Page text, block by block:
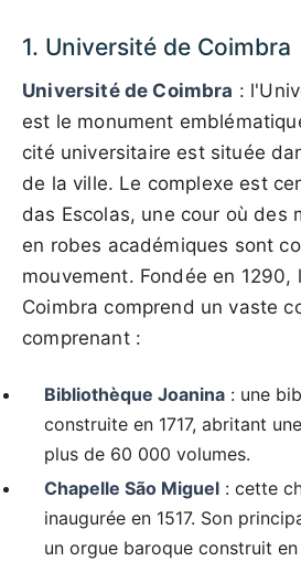
1. Université de Coimbra
Université de Coimbra :
est le monument
cité universitaire est située
de la ville. Le complexe est
das Escolas, une cour où des
en robes académiques sont
mouvement. Fondée en 1290,
Coimbra comprend un vaste
comprenant :
Bibliothèque Joanina : une
construite en 1717, abritant
plus de 60 000 volumes.
Chapelle São Miguel : cette
inaugurée en 1517. Son
un orgue baroque construit en